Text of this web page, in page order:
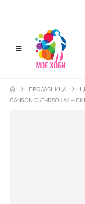
ПРОДАВНИЦА
CANSON СКЕЧБЛОК А4 –